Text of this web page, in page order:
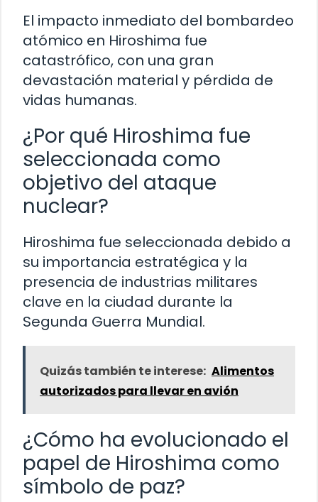
El impacto inmediato del bombardeo
atómico en Hiroshima fue
catastrófico, con una gran
devastación material y pérdida de
vidas humanas.
¿Por qué Hiroshima fue
seleccionada como
objetivo del ataque
nuclear?
Hiroshima fue seleccionada debido a
su importancia estratégica y la
presencia de industrias militares
clave en la ciudad durante la
Segunda Guerra Mundial.
Quizás también te interese: Alimentos
autorizados para llevar en avión
¿Cómo ha evolucionado el
papel de Hiroshima como
símbolo de paz?